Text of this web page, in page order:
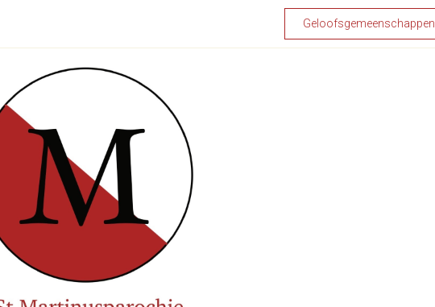
Geloofsgemeenschappen